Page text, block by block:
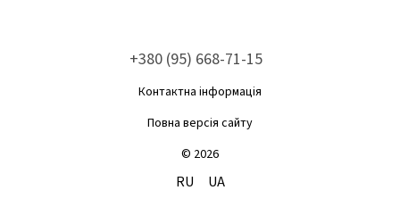
+380 (95) 668-71-15
Контактна інформація
Повна версія сайту
© 2026
RU UA